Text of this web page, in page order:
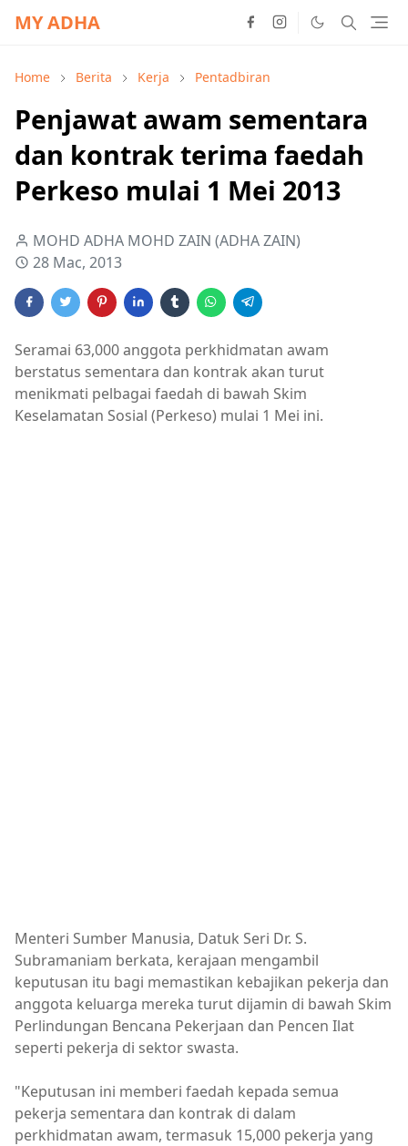
MY ADHA
Home Berita Kerja Pentadbiran
Penjawat awam sementara
dan kontrak terima faedah
Perkeso mulai 1 Mei 2013
MOHD ADHA MOHD ZAIN (ADHA ZAIN)
28 Mac, 2013
Seramai 63,000 anggota perkhidmatan awam
berstatus sementara dan kontrak akan turut
menikmati pelbagai faedah di bawah Skim
Keselamatan Sosial (Perkeso) mulai 1 Mei ini.
Menteri Sumber Manusia, Datuk Seri Dr. S.
Subramaniam berkata, kerajaan mengambil
keputusan itu bagi memastikan kebajikan pekerja dan
anggota keluarga mereka turut dijamin di bawah Skim
Perlindungan Bencana Pekerjaan dan Pencen Ilat
seperti pekerja di sektor swasta.
"Keputusan ini memberi faedah kepada semua
pekerja sementara dan kontrak di dalam
perkhidmatan awam, termasuk 15,000 pekerja yang